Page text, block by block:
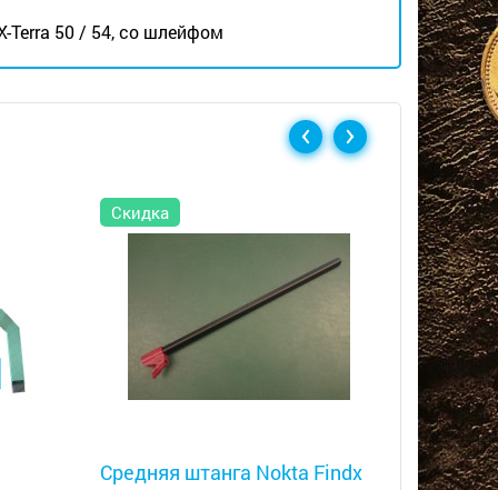
Terra 50 / 54, со шлейфом
Скидка
Средняя штанга Nokta Findx